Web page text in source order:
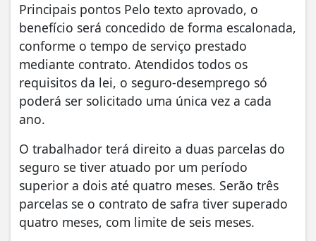
Principais pontos Pelo texto aprovado, o
benefício será concedido de forma escalonada,
conforme o tempo de serviço prestado
mediante contrato. Atendidos todos os
requisitos da lei, o seguro-desemprego só
poderá ser solicitado uma única vez a cada
ano.
O trabalhador terá direito a duas parcelas do
seguro se tiver atuado por um período
superior a dois até quatro meses. Serão três
parcelas se o contrato de safra tiver superado
quatro meses, com limite de seis meses.